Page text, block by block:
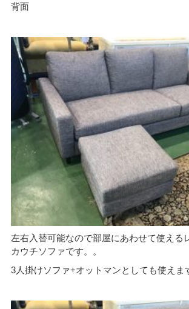
背面
左右入替可能なので部屋にあわせて使える
カウチソファです。。
3人掛けソファ+オットマンとしても使えま